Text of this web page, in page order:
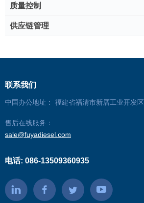
质量控制
供应链管理
联系我们
中国办公地址： 福建省福清市新厝工业开发区
售后在线服务：
sale@fuyadiesel.com
电话: 086-13509360935